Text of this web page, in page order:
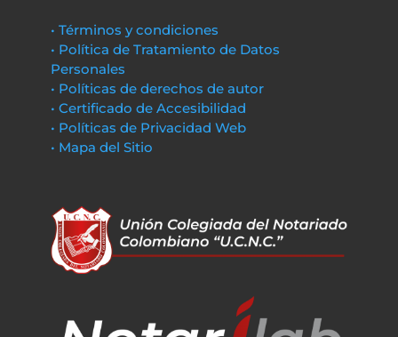
• Términos y condiciones
• Política de Tratamiento de Datos
Personales
• Políticas de derechos de autor
• Certificado de Accesibilidad
• Políticas de Privacidad Web
• Mapa del Sitio